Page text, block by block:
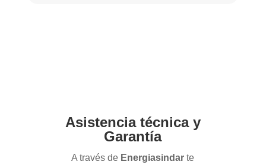
Asistencia técnica y
Garantía
A través de Energiasindar te